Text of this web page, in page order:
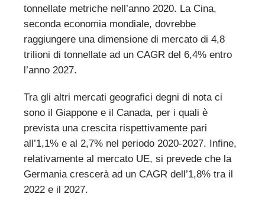
tonnellate metriche nell’anno 2020. La Cina,
seconda economia mondiale, dovrebbe
raggiungere una dimensione di mercato di 4,8
trilioni di tonnellate ad un CAGR del 6,4% entro
l’anno 2027.
Tra gli altri mercati geografici degni di nota ci
sono il Giappone e il Canada, per i quali è
prevista una crescita rispettivamente pari
all’1,1% e al 2,7% nel periodo 2020-2027. Infine,
relativamente al mercato UE, si prevede che la
Germania crescerà ad un CAGR dell’1,8% tra il
2022 e il 2027.